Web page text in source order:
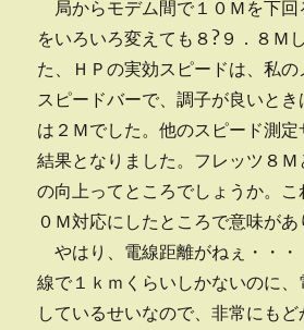
局からモデム間で１０Ｍを下回
をいろいろ変えても８?９．８Ｍ
た、ＨＰの実効スピードは、私
スピードバーで、調子が良いとき
は２Ｍでした。他のスピード測
結果となりました。フレッツ８
の向上ってところでしょうか。こ
０Ｍ対応にしたところで意味があ
やはり、電線距離がねぇ・・・
線で１ｋｍくらいしかないのに
しているせいなので、非常にもど